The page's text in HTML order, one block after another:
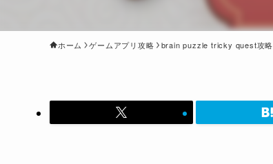
ホーム ゲームアプリ攻略 brain puzzle tricky quest攻略